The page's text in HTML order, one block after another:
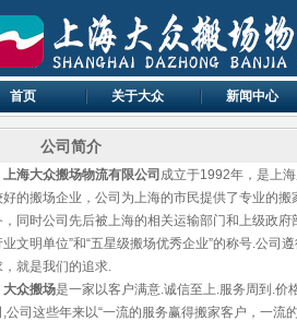
首页 关于大众 新闻中心
公司简介
上海大众搬场物流有限公司 成立于1992年，是上
好的搬场企业，公司为上海的市民提供了专业的搬
，同时公司先后被上海的相关运输部门和上级政府
业文明单位”和“五星级搬场优秀企业”的称号.公司
，就是我们的追求.
大众搬场是一家以客户满意.诚信至上.服务周到.价
,公司这些年来以“一流的服务赢得搬家客户，一流